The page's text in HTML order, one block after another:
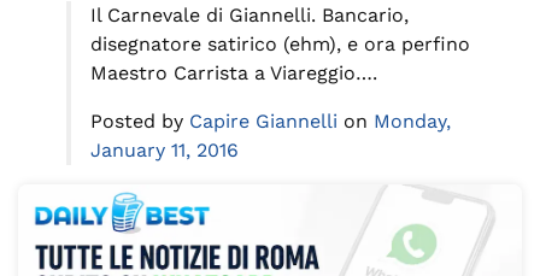
Il Carnevale di Giannelli. Bancario,
disegnatore satirico (ehm), e ora perfino
Maestro Carrista a Viareggio….
Posted by Capire Giannelli on Monday,
January 11, 2016